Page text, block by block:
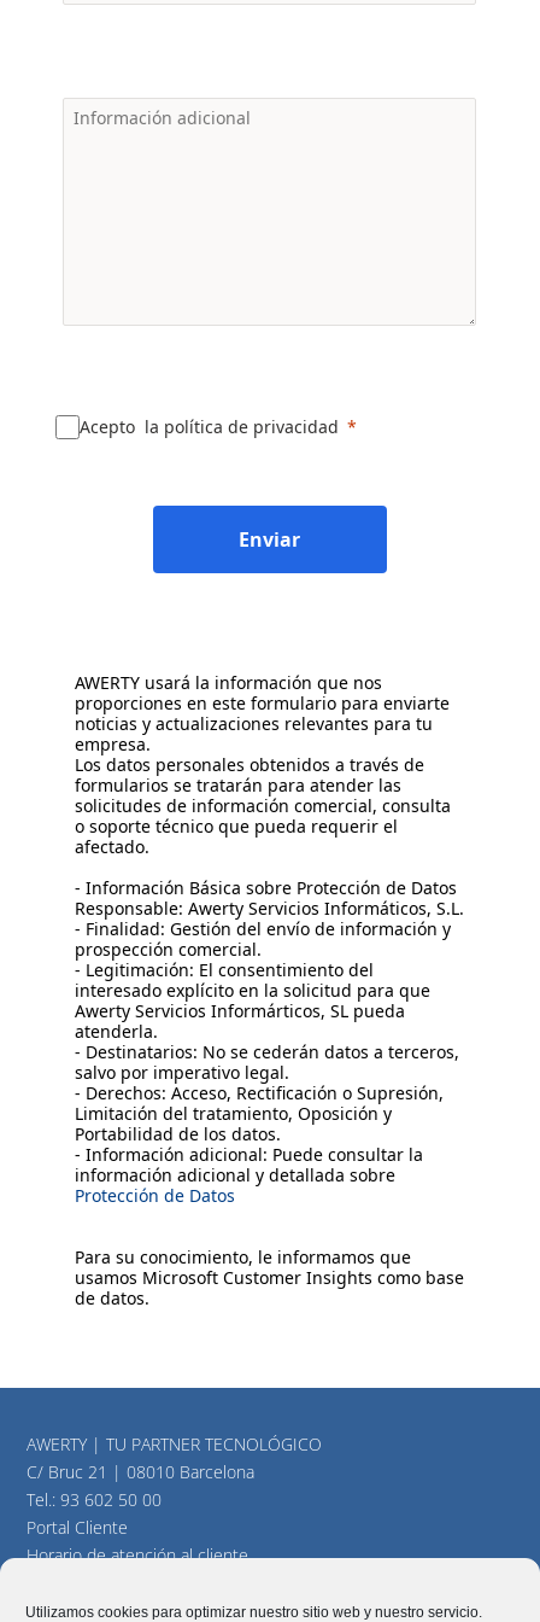
Utilizamos cookies para optimizar nuestro sitio web y nuestro servicio.
Acepto la política de privacidad
Enviar
AWERTY usará la información que nos
proporciones en este formulario para enviarte
noticias y actualizaciones relevantes para tu
empresa.
Los datos personales obtenidos a través de
formularios se tratarán para atender las
solicitudes de información comercial, consulta
o soporte técnico que pueda requerir el
afectado.
- Información Básica sobre Protección de Datos
Responsable: Awerty Servicios Informáticos, S.L.
- Finalidad: Gestión del envío de información y
prospección comercial.
- Legitimación: El consentimiento del
interesado explícito en la solicitud para que
Awerty Servicios Informárticos, SL pueda
atenderla.
- Destinatarios: No se cederán datos a terceros,
salvo por imperativo legal.
- Derechos: Acceso, Rectificación o Supresión,
Limitación del tratamiento, Oposición y
Portabilidad de los datos.
- Información adicional: Puede consultar la
información adicional y detallada sobre
Protección de Datos
Para su conocimiento, le informamos que
usamos Microsoft Customer Insights como base
de datos.
AWERTY | TU PARTNER TECNOLÓGICO
C/ Bruc 21 | 08010 Barcelona
Tel.:93 602 50 00
Portal Cliente
Horario de atención al cliente